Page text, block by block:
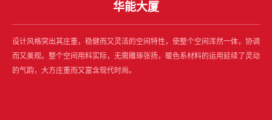
华能大厦
设计风格突出其庄重，稳健而又灵活的空间特性，使整个空间浑然一体，协调
而又美观。整个空间用料实际，无需雕琢张扬，暖色系材料的运用延续了灵动
的气韵，大方庄重而又富含现代时尚。